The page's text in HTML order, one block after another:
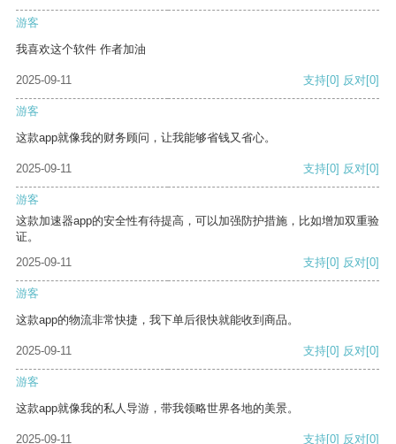
游客
我喜欢这个软件 作者加油
2025-09-11 支持[0] 反对[0]
游客
这款app就像我的财务顾问，让我能够省钱又省心。
2025-09-11 支持[0] 反对[0]
游客
这款加速器app的安全性有待提高，可以加强防护措施，比如增加双重验
证。
2025-09-11
支持[0] 反对[0]
游客
这款app的物流非常快捷，我下单后很快就能收到商品。
2025-09-11 支持[0] 反对[0]
游客
这款app就像我的私人导游，带我领略世界各地的美景。
2025-09-11 支持[0] 反对[0]